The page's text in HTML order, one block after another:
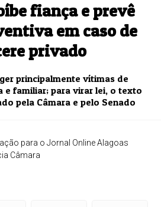
fiança e prevê
em caso de
privado
principalmente vítimas de
e familiar; para virar lei, o texto
pela Câmara e pelo Senado
para o Jornal Online Alagoas
Câmara